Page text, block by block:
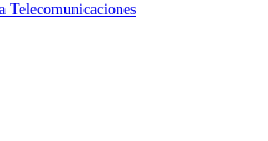
Telecomunicaciones